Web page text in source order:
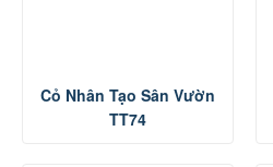
Cỏ Nhân Tạo Sân Vườn
TT74